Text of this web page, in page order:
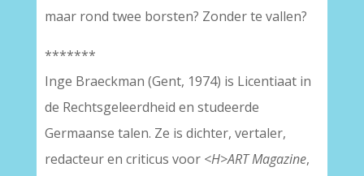
maar rond twee borsten? Zonder te vallen?
*******
Inge Braeckman (Gent, 1974) is Licentiaat in
de Rechtsgeleerdheid en studeerde
Germaanse talen. Ze is dichter, vertaler,
redacteur en criticus voor <H>ART Magazine,